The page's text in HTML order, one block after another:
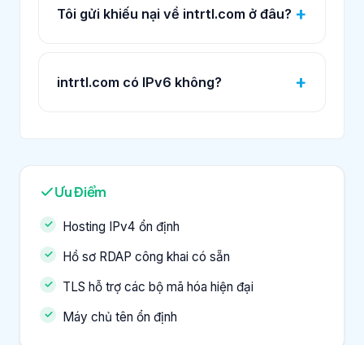
Tôi gửi khiếu nại về intrtl.com ở đâu?
intrtl.com có IPv6 không?
Ưu Điểm
Hosting IPv4 ổn định
Hồ sơ RDAP công khai có sẵn
TLS hỗ trợ các bộ mã hóa hiện đại
Máy chủ tên ổn định